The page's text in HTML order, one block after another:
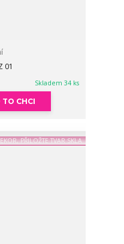
01
Skladem 34 ks
TO CHCI
PŘILOŽTE TVAR SKLA